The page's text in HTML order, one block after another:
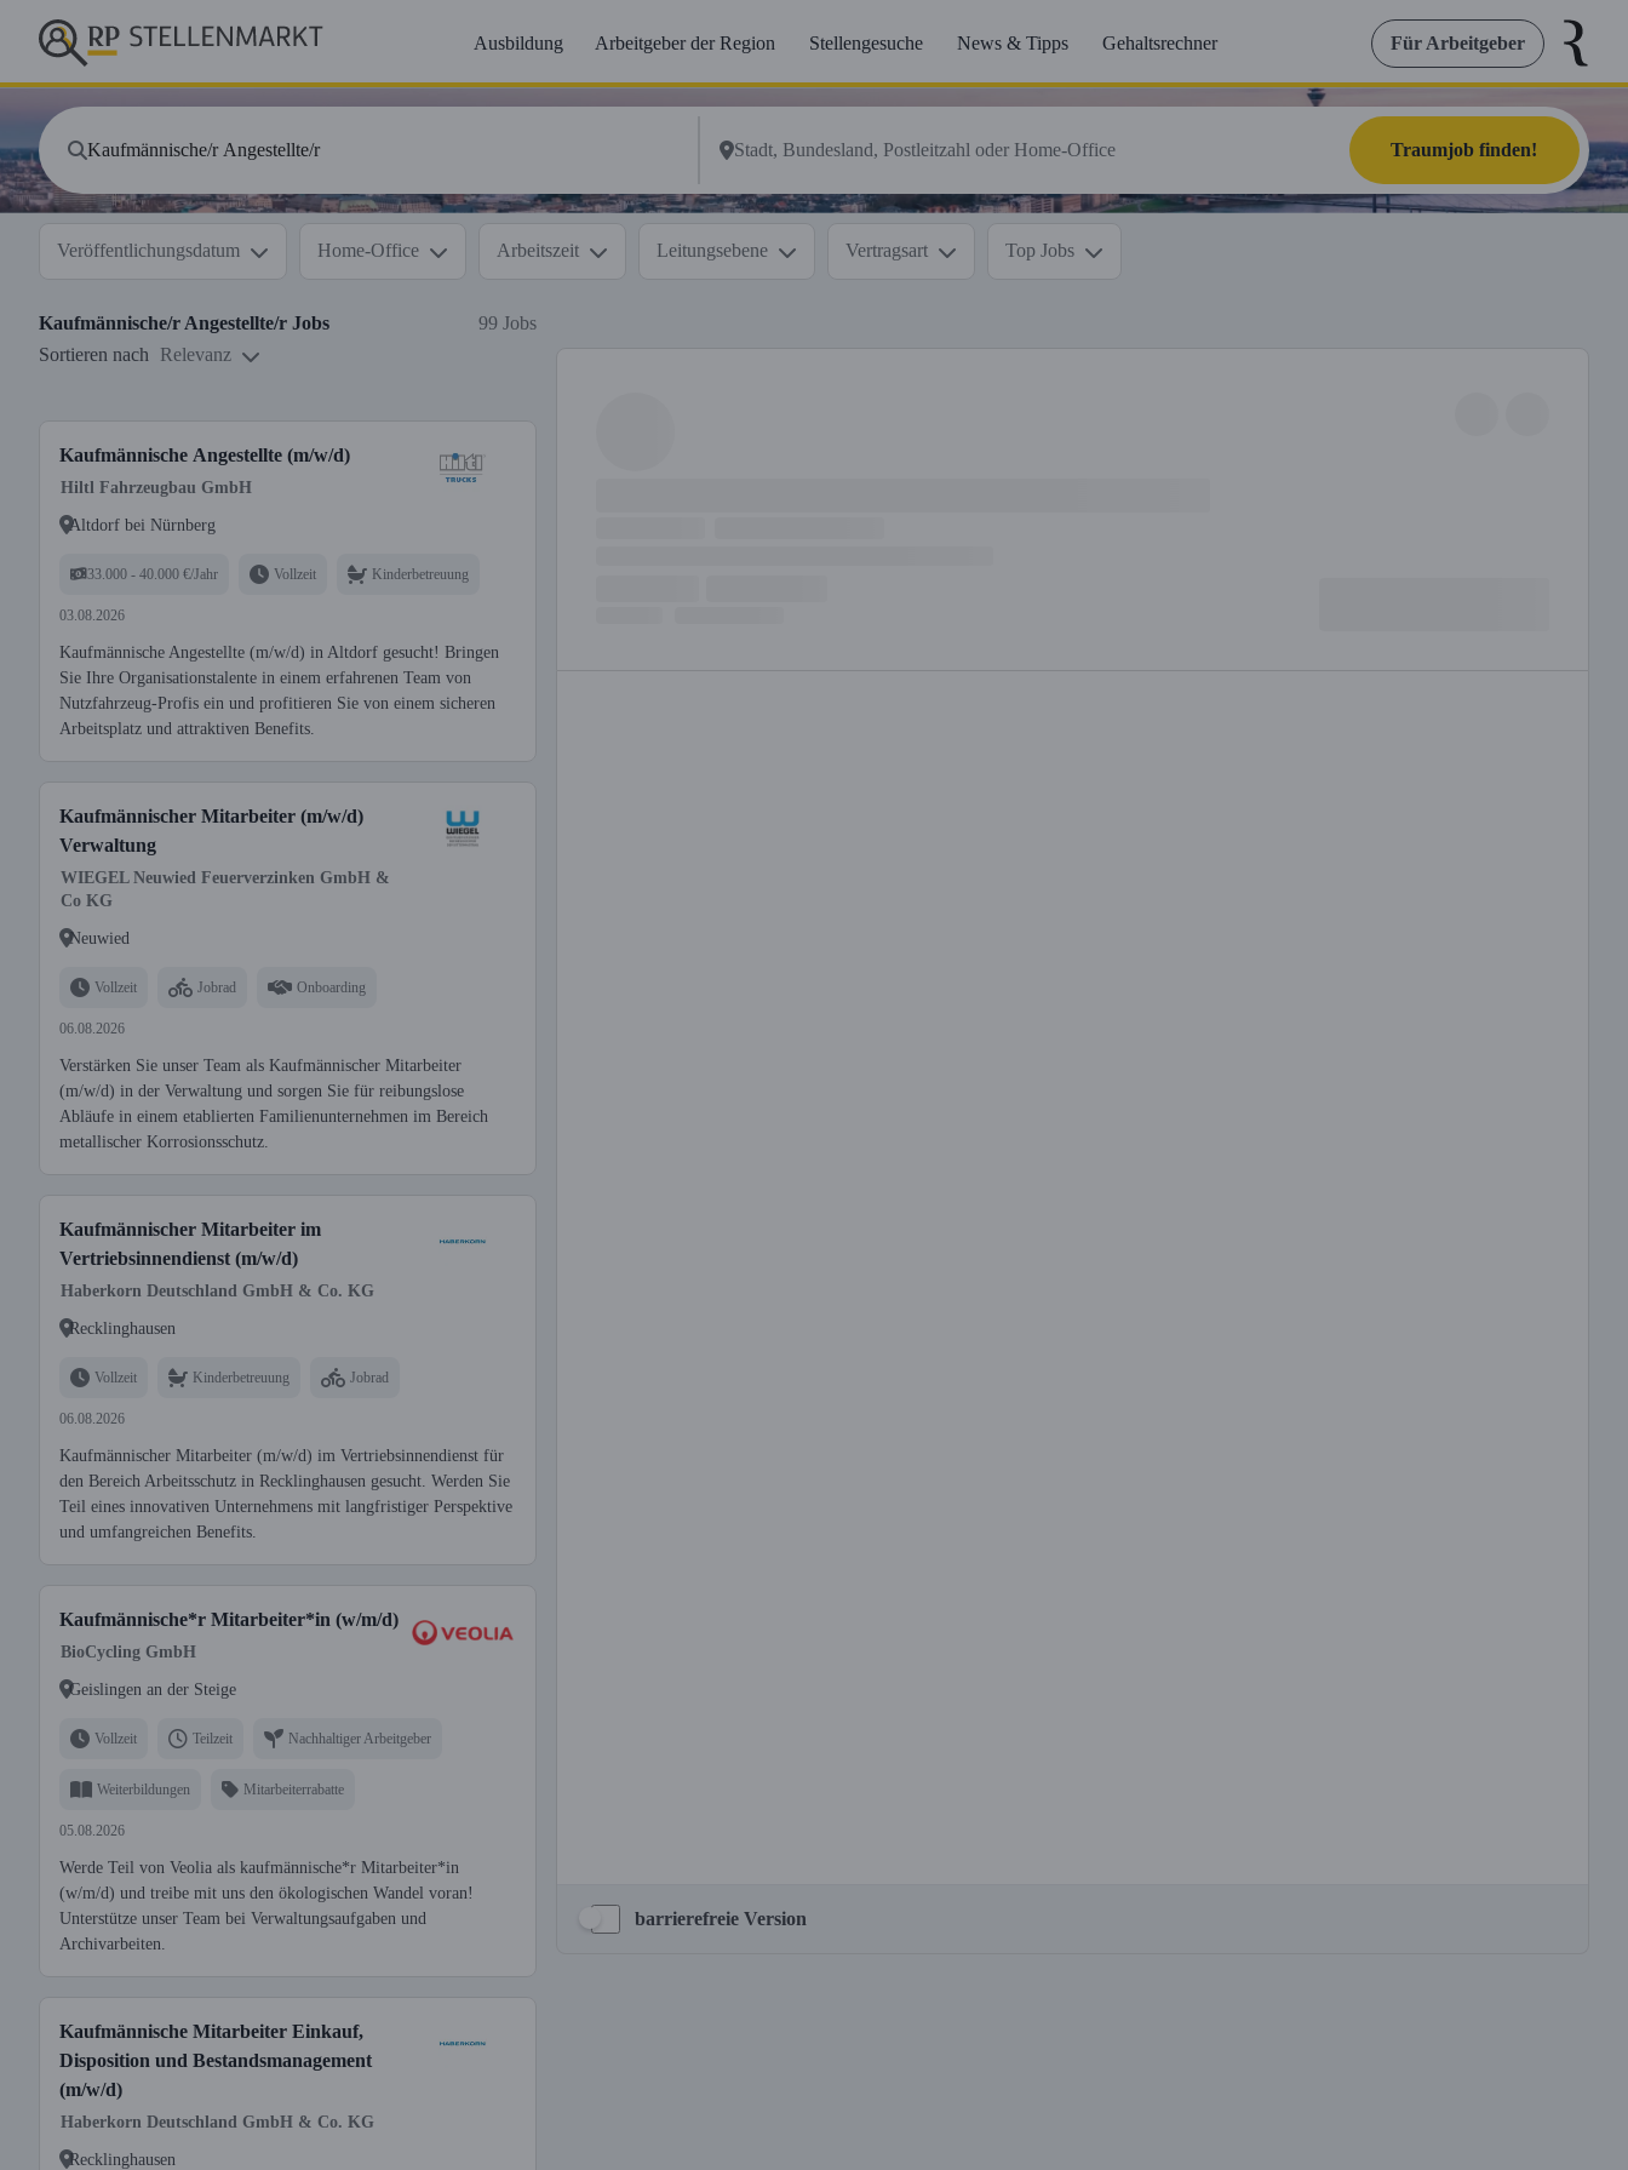
Ausbildung Arbeitgeber der Region Stellengesuche News & Tipps Gehaltsrechner Für Arbeitgeber
Traumjob finden!
Veröffentlichungsdatum Home-Office Arbeitszeit Leitungsebene Vertragsart Top Jobs
Kaufmännische/r Angestellte/r Jobs
99 Jobs
Sortieren nach
Relevanz
Kaufmännische Angestellte (m/w/d)
Hiltl Fahrzeugbau GmbH
Altdorf bei Nürnberg
33.000 - 40.000 €/Jahr Vollzeit Kinderbetreuung
03.08.2026
Kaufmännische Angestellte (m/w/d) in Altdorf gesucht! Bringen
Sie Ihre Organisationstalente in einem erfahrenen Team von
Nutzfahrzeug-Profis ein und profitieren Sie von einem sicheren
Arbeitsplatz und attraktiven Benefits.
Kaufmännischer Mitarbeiter (m/w/d)
Verwaltung
WIEGEL Neuwied Feuerverzinken GmbH &
Co KG
Neuwied
Vollzeit Jobrad Onboarding
06.08.2026
Verstärken Sie unser Team als Kaufmännischer Mitarbeiter
(m/w/d) in der Verwaltung und sorgen Sie für reibungslose
Abläufe in einem etablierten Familienunternehmen im Bereich
metallischer Korrosionsschutz.
Kaufmännischer Mitarbeiter im
Vertriebsinnendienst (m/w/d)
Haberkorn Deutschland GmbH & Co. KG
Recklinghausen
Vollzeit Kinderbetreuung Jobrad
06.08.2026
Kaufmännischer Mitarbeiter (m/w/d) im Vertriebsinnendienst für
den Bereich Arbeitsschutz in Recklinghausen gesucht. Werden Sie
Teil eines innovativen Unternehmens mit langfristiger Perspektive
und umfangreichen Benefits.
Kaufmännische*r Mitarbeiter*in (w/m/d)
BioCycling GmbH
Geislingen an der Steige
Vollzeit Teilzeit Nachhaltiger Arbeitgeber
Weiterbildungen Mitarbeiterrabatte
05.08.2026
Werde Teil von Veolia als kaufmännische*r Mitarbeiter*in
(w/m/d) und treibe mit uns den ökologischen Wandel voran!
Unterstütze unser Team bei Verwaltungsaufgaben und
Archivarbeiten.
Kaufmännische Mitarbeiter Einkauf,
Disposition und Bestandsmanagement
(m/w/d)
Haberkorn Deutschland GmbH & Co. KG
Recklinghausen
barrierefreie Version